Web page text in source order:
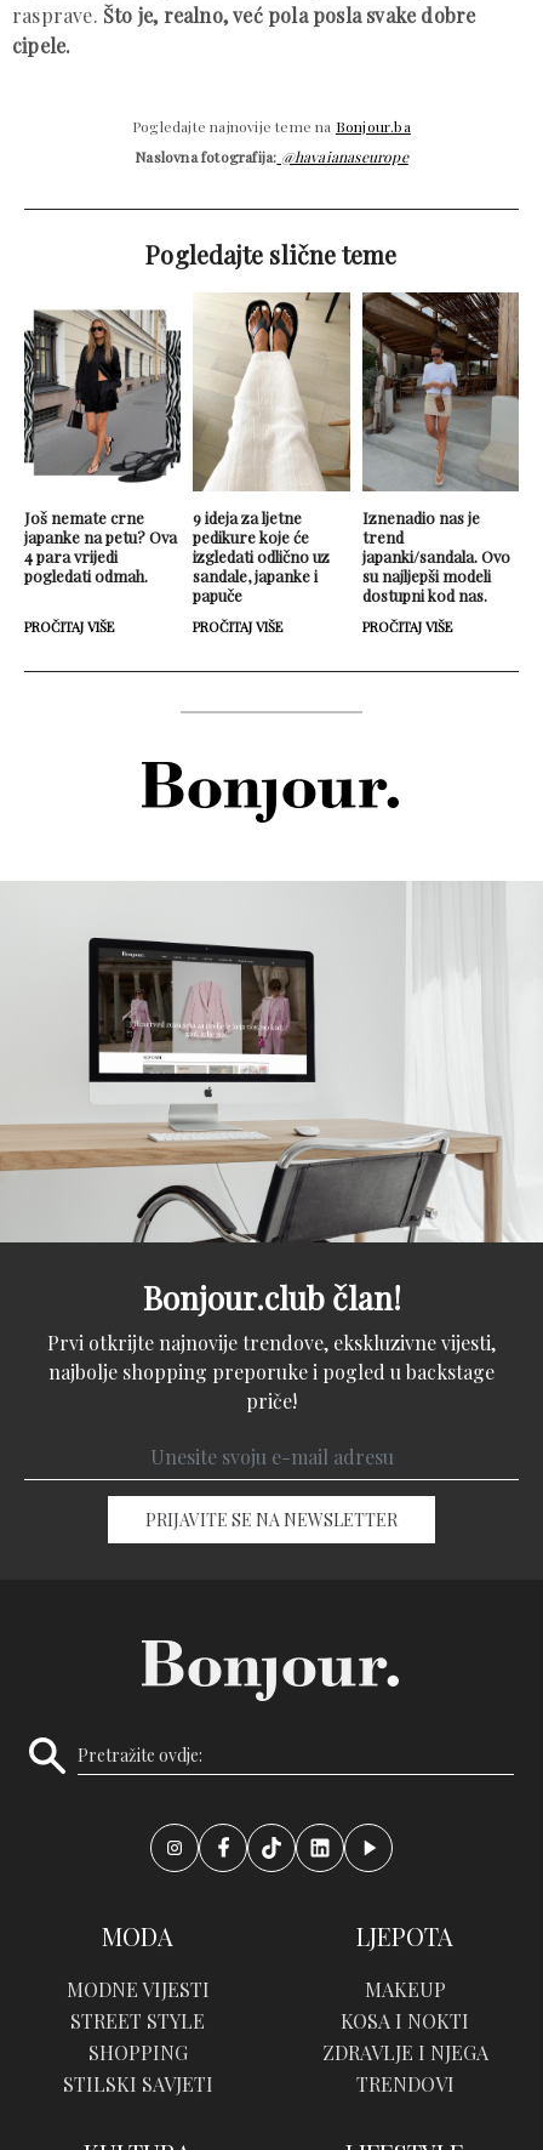
rasprave. Što je, realno, već pola posla svake dobre
cipele.
Pogledajte najnovije teme na Bonjour.ba
Naslovna fotografija: @havaianaseurope
Pogledajte slične teme
Još nemate crne
japanke na petu? Ova
4 para vrijedi
pogledati odmah.
PROČITAJ VIŠE
9 ideja za ljetne
pedikure koje će
izgledati odlično uz
sandale, japanke i
papuče
PROČITAJ VIŠE
Iznenadio nas je
trend
japanki/sandala. Ovo
su najljepši modeli
dostupni kod nas.
PROČITAJ VIŠE
Bonjour.club član!
Prvi otkrijte najnovije trendove, ekskluzivne vijesti,
najbolje shopping preporuke i pogled u backstage
priče!
PRIJAVITE SE NA NEWSLETTER
MODA
MODNE VIJESTI
STREET STYLE
SHOPPING
STILSKI SAVJETI
LJEPOTA
MAKEUP
KOSA I NOKTI
ZDRAVLJE I NJEGA
TRENDOVI